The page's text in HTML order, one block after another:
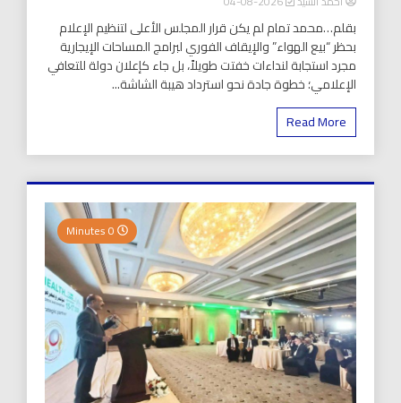
بقلم…محمد تمام لم يكن قرار المجلس الأعلى لتنظيم الإعلام
بحظر “بيع الهواء” والإيقاف الفوري لبرامج المساحات الإيجارية
مجرد استجابة لنداءات خفتت طويلاً، بل جاء كإعلان دولة للتعافي
الإعلامي؛ خطوة جادة نحو استرداد هيبة الشاشة...
Read More